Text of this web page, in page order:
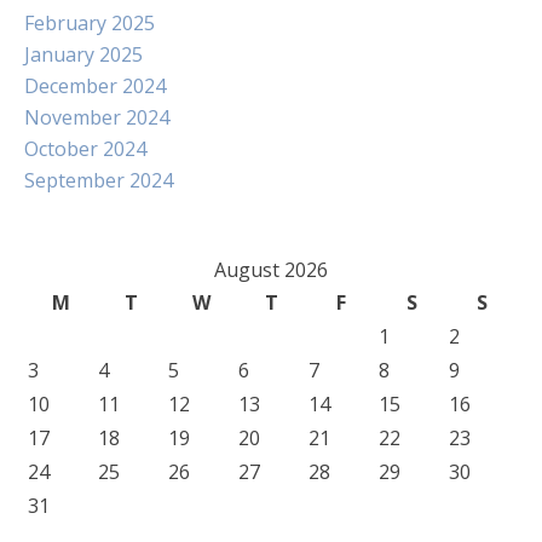
February 2025
January 2025
December 2024
November 2024
October 2024
September 2024
August 2026
M
T W T F S
S
1
2
3
4 5 6 7 8
9
10
11 12 13 14 15
16
17
18 19 20 21 22
23
24
25 26 27 28 29
30
31